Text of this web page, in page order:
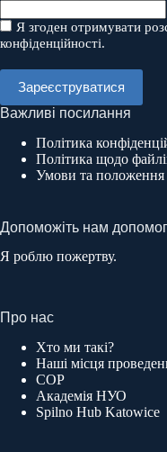
Я згоден отримувати
конфіденційності.
Важливі посилання
Політика
Політика щодо
Умови та положення
Допоможіть нам
Я роблю пожертву.
Про нас
Хто ми такі?
Наші місця
COP
Академія НУО
Spilno Hub Katowice